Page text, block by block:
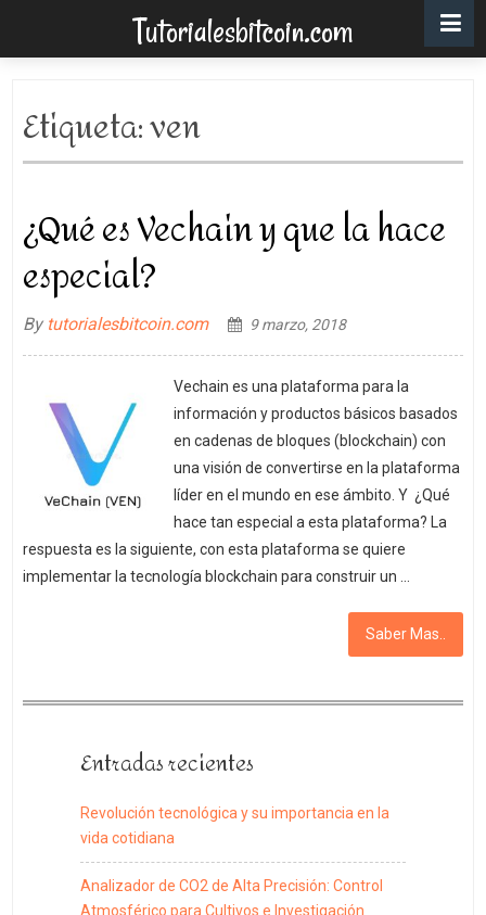
Tutorialesbitcoin.com
Etiqueta:ven
¿Qué es Vechain y que la hace
especial?
By tutorialesbitcoin.com 9 marzo, 2018
Vechain es una plataforma para la
información y productos básicos basados
en cadenas de bloques (blockchain) con
una visión de convertirse en la plataforma
líder en el mundo en ese ámbito. Y ¿Qué
hace tan especial a esta plataforma? La
respuesta es la siguiente, con esta plataforma se quiere
implementar la tecnología blockchain para construir un …
Saber Mas..
Entradas recientes
Revolución tecnológica y su importancia en la
vida cotidiana
Analizador de CO2 de Alta Precisión: Control
Atmosférico para Cultivos e Investigación